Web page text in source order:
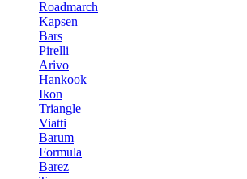
Roadmarch
Kapsen
Bars
Pirelli
Arivo
Hankook
Ikon
Triangle
Viatti
Barum
Formula
Barez